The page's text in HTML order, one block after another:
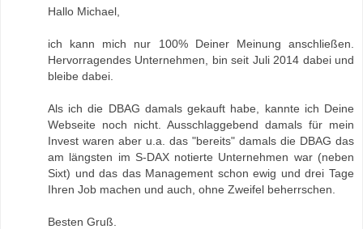
Hallo Michael,
ich kann mich nur 100% Deiner Meinung anschließen.
Hervorragendes Unternehmen, bin seit Juli 2014 dabei und
bleibe dabei.
Als ich die DBAG damals gekauft habe, kannte ich Deine
Webseite noch nicht. Ausschlaggebend damals für mein
Invest waren aber u.a. das "bereits" damals die DBAG das
am längsten im S-DAX notierte Unternehmen war (neben
Sixt) und das das Management schon ewig und drei Tage
Ihren Job machen und auch, ohne Zweifel beherrschen.
Besten Gruß.